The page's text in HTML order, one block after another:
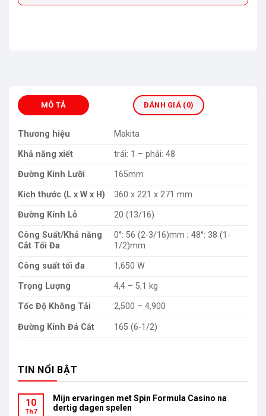
MÔ TẢ ĐÁNH GIÁ (0)
Thương hiệu
Makita
Khả năng xiết
trái: 1 – phải: 48
Đường Kính Lưỡi
165mm
Kích thước (L x W x H)
360 x 221 x 271 mm
Đường Kính Lỗ
20 (13/16)
Công Suất/Khả năng
Cắt Tối Đa
0°: 56 (2-3/16)mm ; 48°: 38 (1-
1/2)mm
Công suất tối đa
1,650 W
Trọng Lượng
4,4 – 5,1 kg
Tốc Độ Không Tải
2,500 – 4,900
Đường Kính Đá Cắt 165 (6-1/2)
TIN NỔI BẬT
10
Th7
Mijn ervaringen met Spin Formula Casino na
dertig dagen spelen